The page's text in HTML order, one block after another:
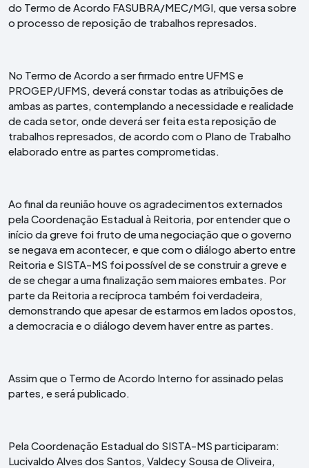
do Termo de Acordo FASUBRA/MEC/MGI, que versa sobre
o processo de reposição de trabalhos represados.
No Termo de Acordo a ser firmado entre UFMS e
PROGEP/UFMS, deverá constar todas as atribuições de
ambas as partes, contemplando a necessidade e realidade
de cada setor, onde deverá ser feita esta reposição de
trabalhos represados, de acordo com o Plano de Trabalho
elaborado entre as partes comprometidas.
Ao final da reunião houve os agradecimentos externados
pela Coordenação Estadual à Reitoria, por entender que o
início da greve foi fruto de uma negociação que o governo
se negava em acontecer, e que com o diálogo aberto entre
Reitoria e SISTA-MS foi possível de se construir a greve e
de se chegar a uma finalização sem maiores embates. Por
parte da Reitoria a recíproca também foi verdadeira,
demonstrando que apesar de estarmos em lados opostos,
a democracia e o diálogo devem haver entre as partes.
Assim que o Termo de Acordo Interno for assinado pelas
partes, e será publicado.
Pela Coordenação Estadual do SISTA-MS participaram:
Lucivaldo Alves dos Santos, Valdecy Sousa de Oliveira,